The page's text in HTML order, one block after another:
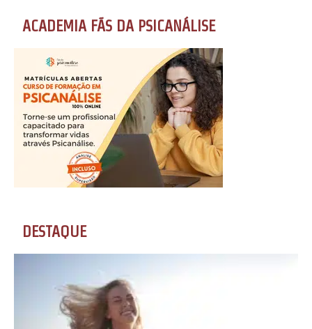
ACADEMIA FÃS DA PSICANÁLISE
DESTAQUE